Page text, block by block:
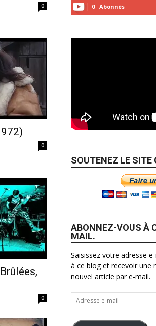
0
0
0
0 Abonnés
SOUTENEZ LE SITE
ABONNEZ-VOUS À
MAIL.
Saisissez votre adresse
à ce blog et recevoir une
nouvel article par e-mail.
Adresse
e-
mail